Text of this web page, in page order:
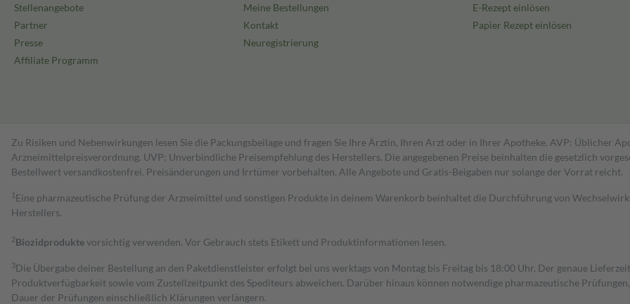
Stellenangebote
Partner
Presse
Affiliate Programm
Meine Bestellungen
Kontakt
Neuregistrierung
E-Rezept einlösen
Papier Rezept einlösen
Zu Risiken und Nebenwirkungen lesen Sie die Packungsbeilage und fragen Sie Ihre Ärztin, Ihren Arzt oder in Ihrer Apotheke. AVP: Üblicher
Arzneimittelpreisverordnung. UVP: Unverbindliche Preisempfehlung des Herstellers. Die angegebenen Preise beinhalten die gesetzlich
Bestell­wert versand­kosten­frei. Preisänderungen und Irrtümer vorbehalten. Alle Angebote und Gratis-Beigaben nur solange der Vorrat reicht.
1 Eine pharmazeutische Prüfung der Arzneimittel und sonstigen Produkte in deinem Warenkorb beinhaltet die Durchführung von
Herstellers.
2Biozidproduktevorsichtig verwenden. Vor Gebrauch stets Etikett und Produktinformationen lesen.
3Die Übergabe deiner Bestellung an den Paketdienstleister erfolgt bei uns werktags von Montag bis Freitag bis 18:00 Uhr. Der genaue
Produktverfügbarkeit sowie vom Zustellzeitpunkt des Spediteurs abweichen. Darüber hinaus können notwendige pharmazeutische
Dauer der Prüfungen einschließlich Klärungen verlängern.